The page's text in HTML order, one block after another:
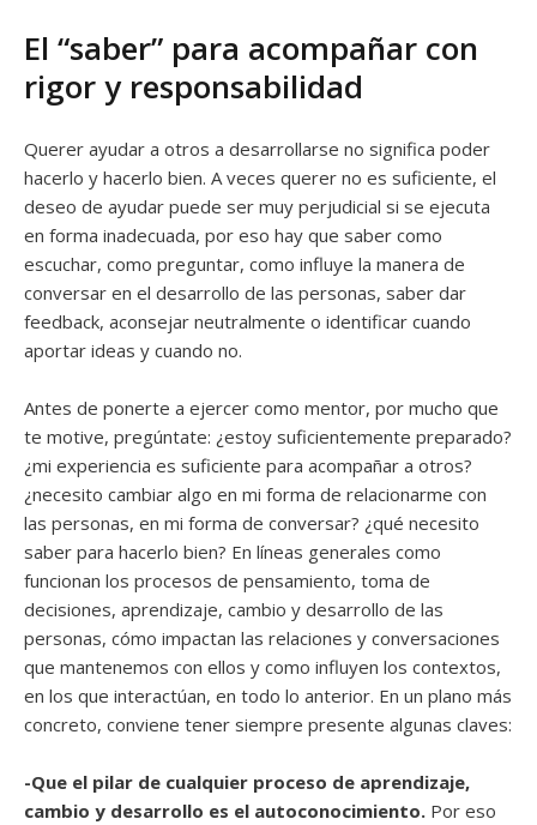
El “saber” para acompañar con
rigor y responsabilidad
Querer ayudar a otros a desarrollarse no significa poder
hacerlo y hacerlo bien. A veces querer no es suficiente, el
deseo de ayudar puede ser muy perjudicial si se ejecuta
en forma inadecuada, por eso hay que saber como
escuchar, como preguntar, como influye la manera de
conversar en el desarrollo de las personas, saber dar
feedback, aconsejar neutralmente o identificar cuando
aportar ideas y cuando no.
Antes de ponerte a ejercer como mentor, por mucho que
te motive, pregúntate: ¿estoy suficientemente preparado?
¿mi experiencia es suficiente para acompañar a otros?
¿necesito cambiar algo en mi forma de relacionarme con
las personas, en mi forma de conversar? ¿qué necesito
saber para hacerlo bien? En líneas generales como
funcionan los procesos de pensamiento, toma de
decisiones, aprendizaje, cambio y desarrollo de las
personas, cómo impactan las relaciones y conversaciones
que mantenemos con ellos y como influyen los contextos,
en los que interactúan, en todo lo anterior. En un plano más
concreto, conviene tener siempre presente algunas claves:
-Que el pilar de cualquier proceso de aprendizaje,
cambio y desarrollo es el autoconocimiento. Por eso